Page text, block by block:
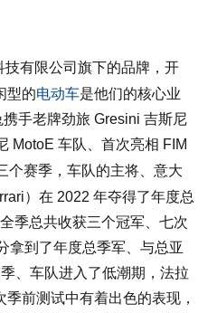
有限公司旗下的品牌，开
型的电动车是他们的核心业
手老牌劲旅 Gresini 吉斯尼
MotoE 车队、首次亮相 FIM
个赛季，车队的主将、 意大
）在 2022 年夺得了年度总
季总共收获三个冠军、七次
拿到了年度总季军、与总亚
、车队进入了低潮期，法拉
前测试中有着出色的表现，